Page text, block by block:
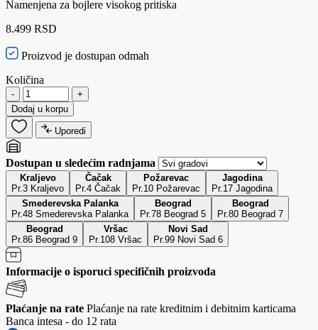
Namenjena za bojlere visokog pritiska
8.499 RSD
Proizvod je dostupan odmah
Količina
-
+
Dodaj u korpu
Uporedi
Dostupan u sledećim radnjama
Kraljevo
Pr.3 Kraljevo
Čačak
Pr.4 Čačak
Požarevac
Pr.10 Požarevac
Jagodina
Pr.17 Jagodina
Smederevska Palanka
Pr.48 Smederevska Palanka
Beograd
Pr.78 Beograd 5
Beograd
Pr.80 Beograd 7
Beograd
Pr.86 Beograd 9
Vršac
Pr.108 Vršac
Novi Sad
Pr.99 Novi Sad 6
Informacije o isporuci specifičnih proizvoda
Plaćanje na rate Plaćanje na rate kreditnim i debitnim karticama
Banca intesa - do 12 rata